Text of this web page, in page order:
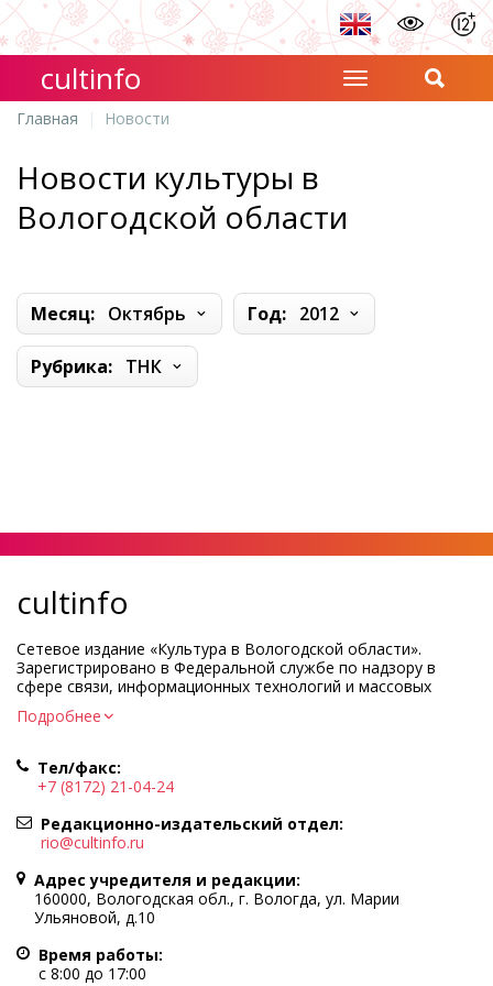
cultinfo
Главная Новости
Новости культуры в
Вологодской области
Месяц: Октябрь Год: 2012
Рубрика: ТНК
cultinfo
Сетевое издание «Культура в Вологодской области».
Зарегистрировано в Федеральной службе по надзору в
сфере связи, информационных технологий и массовых
коммуникаций.
Регистрационный номер и дата принятия решения о
Учредитель КУ ВО «Информационно-аналитический центр
культуры»
Адрес учредителя и редакции: 160000, Вологодская обл., г.
Вологда, ул. Марии Ульяновой, д.10
Главный редактор — Легчанова Елена Григорьевна
Политика в отношении обработки персональных данных
При полном или частичном использовании информации
портала гиперссылка на cultinfo.ru обязательна.
Редакция не несет ответственности за достоверность
Подробнее
Тел/факс:
+7 (8172) 21-04-24
Редакционно-издательский отдел:
rio@cultinfo.ru
Адрес учредителя и редакции:
160000, Вологодская обл., г. Вологда, ул. Марии
Ульяновой, д.10
Время работы:
с 8:00 до 17:00